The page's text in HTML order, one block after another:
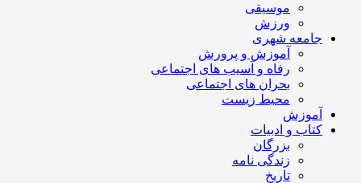
تهران
موسیقی
ورزش
جامعه شهری
آموزش و پرورش
رفاه و آسیب های اجتماعی
بحران های اجتماعی
محیط زیست
آموزش
کتاب و ادبیات
بزرگان
زندگی نامه
تاریخ